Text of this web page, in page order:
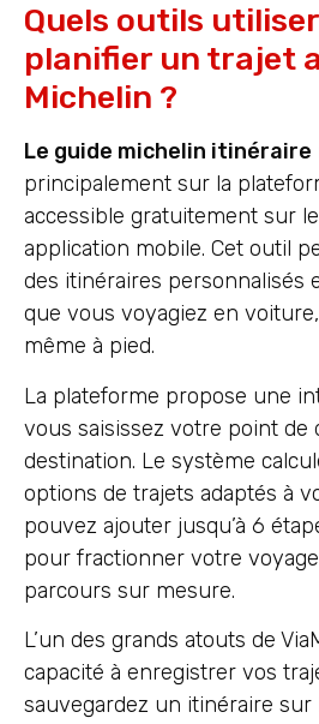
Quels outils
planifier un trajet
Michelin ?
Le guide michelin itinéraire
principalement sur la
accessible gratuitement sur
application mobile. Cet outil
des itinéraires personnalisés
que vous voyagiez en
même à pied.
La plateforme propose une
vous saisissez votre point de
destination. Le système
options de trajets adaptés à
pouvez ajouter jusqu’à 6
pour fractionner votre
parcours sur mesure.
L’un des grands atouts de
capacité à enregistrer vos
sauvegardez un itinéraire sur